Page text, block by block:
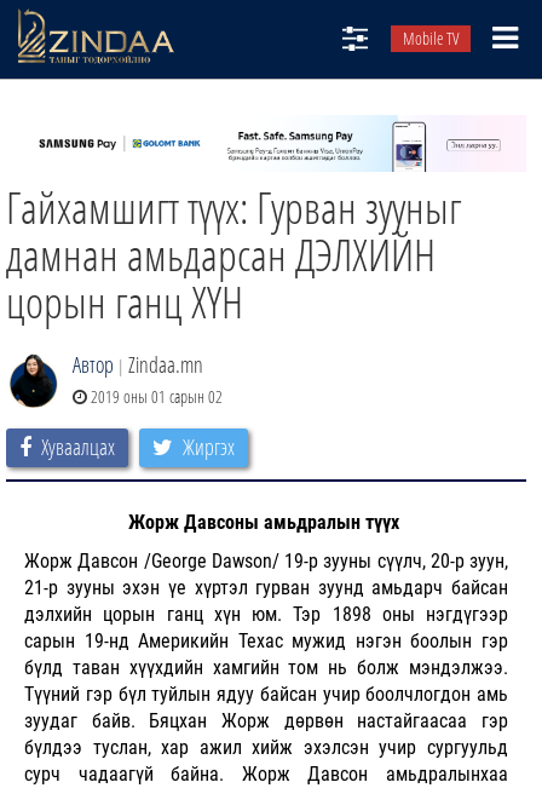
Mobile TV
ТВ8
ӨГЛӨӨНИЙ СОНИН
ЗИНДАА СЭТГҮҮЛ
Гайхамшигт түүх: Гурван зууныг
дамнан амьдарсан ДЭЛХИЙН
цорын ганц ХҮН
Автор | Zindaa.mn
2019 оны 01 сарын 02
Хуваалцах Жиргэх
Жорж Давсоны амьдралын түүх
Жорж Давсон /George Dawson/ 19-р зууны сүүлч, 20-р зуун,
21-р зууны эхэн үе хүртэл гурван зуунд амьдарч байсан
дэлхийн цорын ганц хүн юм. Тэр 1898 оны нэгдүгээр
сарын 19-нд Америкийн Техас мужид нэгэн боолын гэр
бүлд таван хүүхдийн хамгийн том нь болж мэндэлжээ.
Түүний гэр бүл туйлын ядуу байсан учир боолчлогдон амь
зуудаг байв. Бяцхан Жорж дөрвөн настайгаасаа гэр
бүлдээ туслан, хар ажил хийж эхэлсэн учир сургуульд
сурч чадаагүй байна. Жорж Давсон амьдралынхаа